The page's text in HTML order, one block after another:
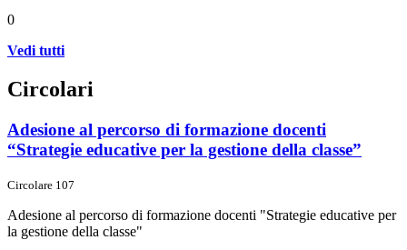
0
Vedi tutti
Circolari
Adesione al percorso di formazione docenti
“Strategie educative per la gestione della classe”
Circolare 107
Adesione al percorso di formazione docenti "Strategie educative per
la gestione della classe"